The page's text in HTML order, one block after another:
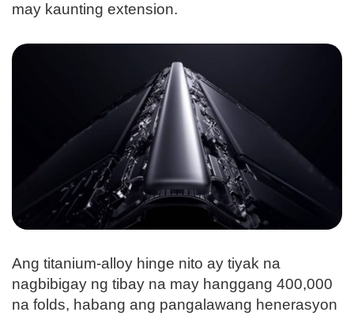
may kaunting extension.
Ang titanium-alloy hinge nito ay tiyak na
nagbibigay ng tibay na may hanggang 400,000
na folds, habang ang pangalawang henerasyon